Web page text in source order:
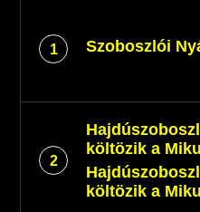
1 Szoboszlói
2
költözik a
költözik a